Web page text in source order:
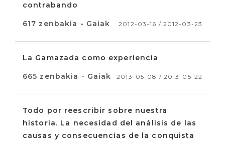
contrabando
617 zenbakia - Gaiak 2012-03-16 / 2012-03-23
La Gamazada como experiencia
665 zenbakia - Gaiak 2013-05-08 / 2013-05-22
Todo por reescribir sobre nuestra
historia. La necesidad del análisis de las
causas y consecuencias de la conquista